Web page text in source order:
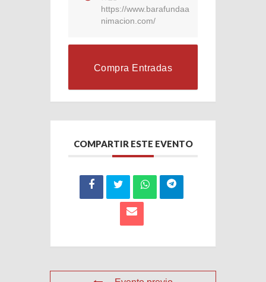
https://www.barafundaa
nimacion.com/
Compra Entradas
COMPARTIR ESTE EVENTO